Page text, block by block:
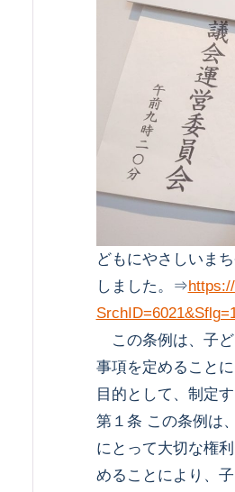
どもにやさしいま
しました。⇒
この条例は、子ど
事項を定めること
目的として、制定す
第１条 この条例は
にとって大切な権
めることにより、